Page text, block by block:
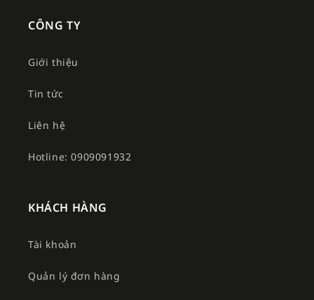
CÔNG TY
Giới thiệu
Tin tức
Liên hệ
Hotline: 0909091932
KHÁCH HÀNG
Tài khoản
Quản lý đơn hàng